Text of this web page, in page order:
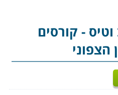
- קורסים
הצפוני